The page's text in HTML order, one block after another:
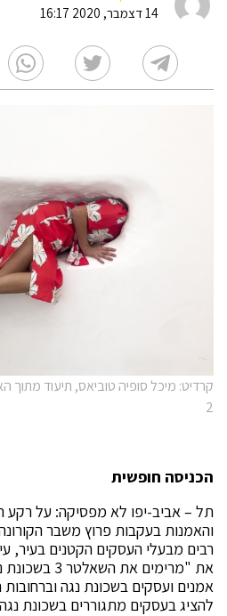
14 דצמבר, 2020 16:17
קרדיט: מיכל סופיה טוביאס, תיעוד מתוך
2
הכניסה חופשית
תל – אביב-יפו לא מפסיקה: על
והאמנות בעקבות פרוץ משבר
רבים מבעלי העסקים הקטנים בעיר,
את "מרימים
אמנים ועסקים בשכונת נגה
להציג בעסקים מתגוררים בשכונת נגה